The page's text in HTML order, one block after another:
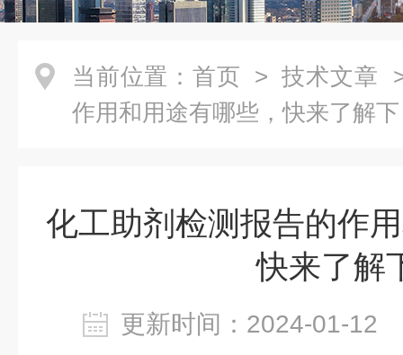
当前位置： 首页 > 技术文章
作用和用途有哪些，快来了解下
化工助剂检测报告的作
快来了解
更新时间：2024-01-